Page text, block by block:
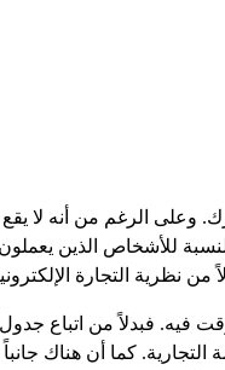
الرئيسي في هيلتون تالين بارك. وعلى
للأشخاص الذين
نظرية التجارة
فيه. فبدلاً من اتباع
كما أن هناك جانباً